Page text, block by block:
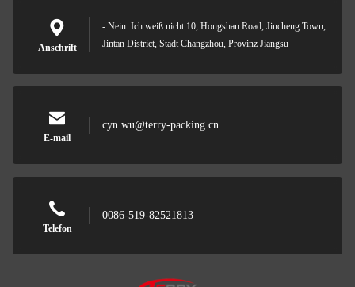
Anschrift
- Nein. Ich weiß nicht.10, Hongshan Road, Jincheng Town,
Jintan District, Stadt Changzhou, Provinz Jiangsu
E-mail
cyn.wu@terry-packing.cn
Telefon
0086-519-82521813